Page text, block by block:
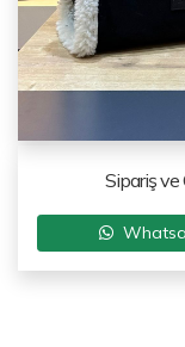
Sipariş ve